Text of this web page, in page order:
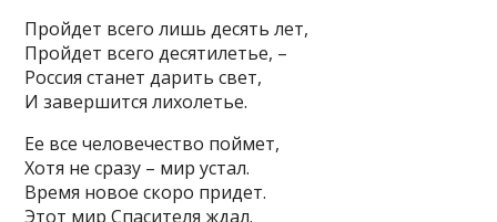
Пройдет всего лишь десять лет,
Пройдет всего десятилетье, –
Россия станет дарить свет,
И завершится лихолетье.
Ее все человечество поймет,
Хотя не сразу – мир устал.
Время новое скоро придет.
Этот мир Спасителя ждал.